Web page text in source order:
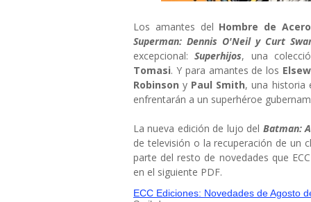
Los amantes del Hombre de Acero
Superman: Dennis O'Neil y Curt
excepcional:Superhijos, una
Tomasi. Y para amantes de los
Robinson y Paul Smith, una historia
enfrentarán a un superhéroe
La nueva edición de lujo del Batman:
de televisión o la recuperación de un
parte del resto de novedades que
en el siguiente PDF.
ECC Ediciones: Novedades de Agosto